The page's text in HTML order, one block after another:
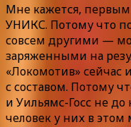
Мне кажется, первым
УНИКС. Потому что
совсем другими —
заряженными на
«Локомотив» сейчас
с составом. Потому
и Уильямс-Госс не до
человек у них в